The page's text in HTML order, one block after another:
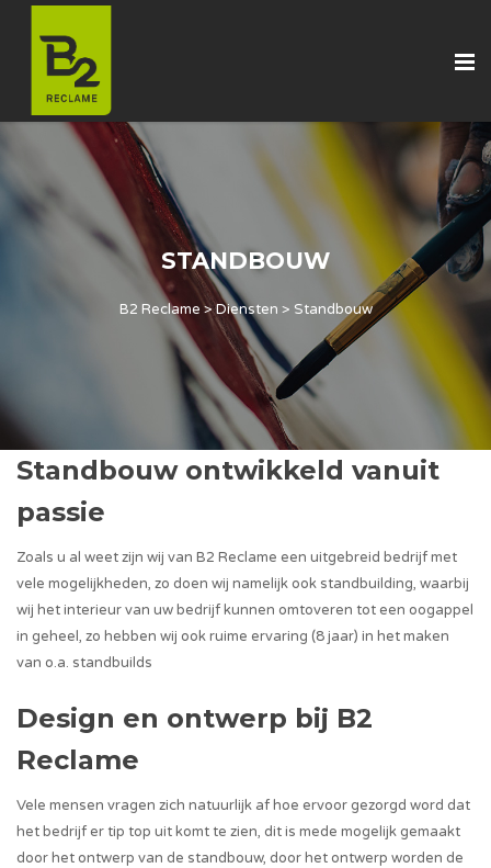
STANDBOUW
B2 Reclame>Diensten > Standbouw
Standbouw ontwikkeld vanuit
passie
Zoals u al weet zijn wij van B2 Reclame een uitgebreid bedrijf met
vele mogelijkheden, zo doen wij namelijk ook standbuilding, waarbij
wij het interieur van uw bedrijf kunnen omtoveren tot een oogappel
in geheel, zo hebben wij ook ruime ervaring (8 jaar) in het maken
van o.a. standbuilds
Design en ontwerp bij B2
Reclame
Vele mensen vragen zich natuurlijk af hoe ervoor gezorgd word dat
het bedrijf er tip top uit komt te zien, dit is mede mogelijk gemaakt
door het ontwerp van de standbouw, door het ontwerp worden de